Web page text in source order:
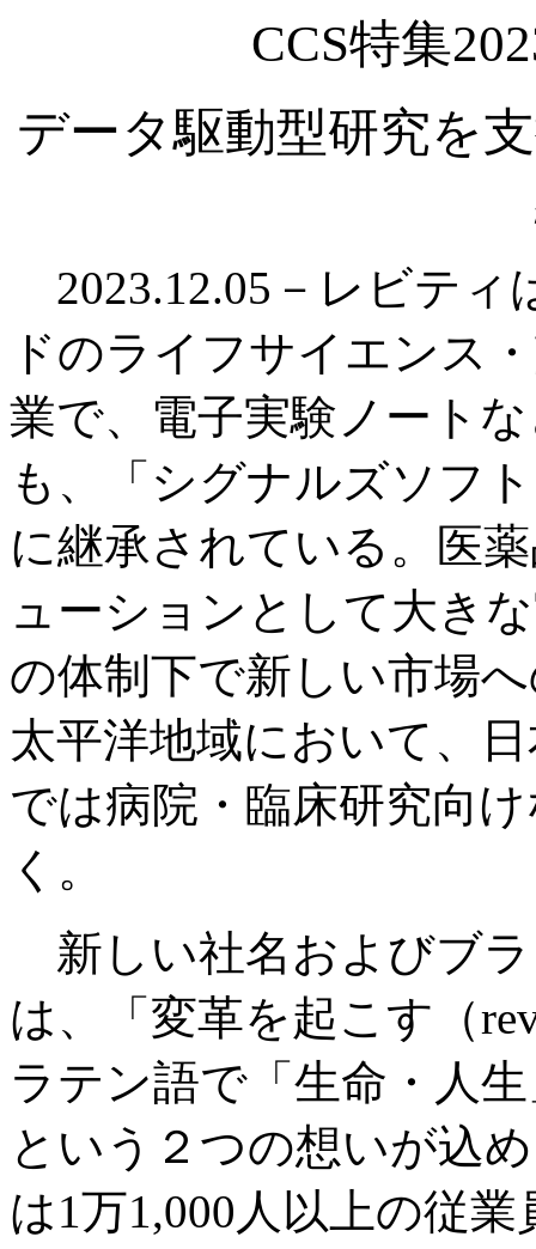
CCS特集
データ駆動型研究を
2023.12.05－レビティ
ドのライフサイエンス
業で、電子実験ノート
も、「シグナルズソフ
に継承されている。医
ューションとして大き
の体制下で新しい市場
太平洋地域において、
では病院・臨床研究向
く。
新しい社名およびブ
は、「変革を起こす（
ラテン語で「生命・人
という２つの想いが込
は1万1,000人以上の従